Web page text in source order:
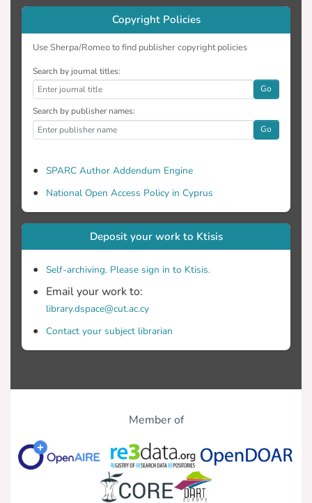
ερωτηματολογίου, έγινε από τρείς
ειδικούς του Τεχνολογικού
Συμπέρασμα: Η ελληνική έκδοση του
ASSQ, επέδειξε αρκετά ικανοποιητικά
επίπεδα αξιοπιστίας και εγκυρότητας.
Copyright Policies
Use Sherpa/Romeo to find publisher copyright policies
Search by journal titles:
Go
Search by publisher names:
Go
SPARC Author Addendum Engine
National Open Access Policy in Cyprus
Deposit your work to Ktisis
Self-archiving. Please sign in to Ktisis.
Email your work to:
library.dspace@cut.ac.cy
Contact your subject librarian
Member of